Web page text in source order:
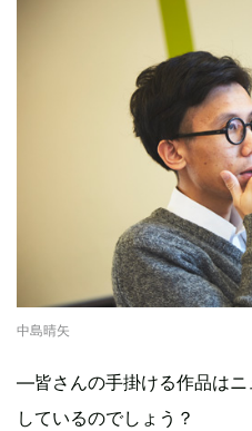
中島晴矢
―皆さんの手掛ける作品はニ
しているのでしょう？